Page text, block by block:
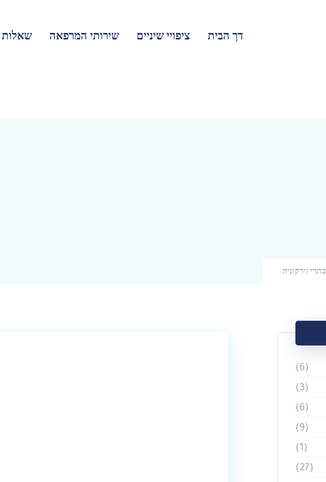
דך הבית ציפויי שיניים שירותי המרפאה שאלות
כתרי זירקוניה
(6)
(3)
(6)
(9)
(1)
(27)